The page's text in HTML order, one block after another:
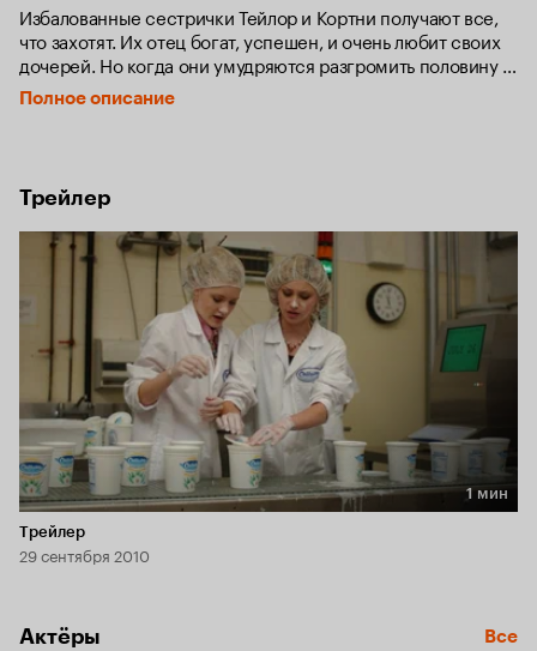
Избалованные сестрички Тейлор и Кортни получают все,
что захотят. Их отец богат, успешен, и очень любит своих
дочерей. Но когда они умудряются разгромить половину
дома, его терпению приходит конец. Он отправляет
дочерей на свою ферму, в надежде, что работа научит их
сестрам под силу спасти семейный бизнес...
Полное описание
Трейлер
Длительность 1 мин
1 мин
Трейлер
29 сентября 2010
Актёры Все